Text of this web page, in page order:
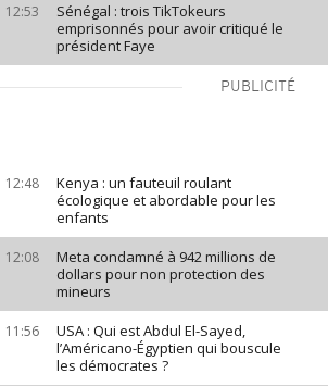
12:53
Sénégal : trois TikTokeurs
emprisonnés pour avoir critiqué le
président Faye
PUBLICITÉ
12:48
Kenya : un fauteuil roulant
écologique et abordable pour les
enfants
12:08
Meta condamné à 942 millions de
dollars pour non protection des
mineurs
11:56
USA : Qui est Abdul El-Sayed,
l’Américano-Égyptien qui bouscule
les démocrates ?